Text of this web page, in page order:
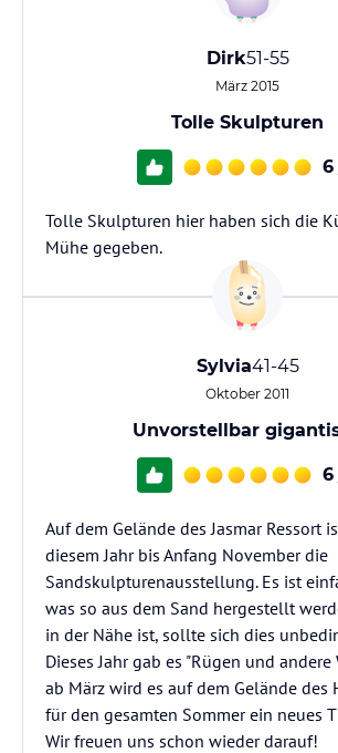
Dirk51-55
März 2015
Tolle Skulpturen
6
Tolle Skulpturen hier haben sich die
Mühe gegeben.
Sylvia41-45
Oktober 2011
Unvorstellbar
6
Auf dem Gelände des Jasmar Ressort
diesem Jahr bis Anfang November die
Sandskulpturenausstellung. Es ist
was so aus dem Sand hergestellt
in der Nähe ist, sollte sich dies
Dieses Jahr gab es "Rügen und andere
ab März wird es auf dem Gelände des
für den gesamten Sommer ein neues
Wir freuen uns schon wieder darauf!